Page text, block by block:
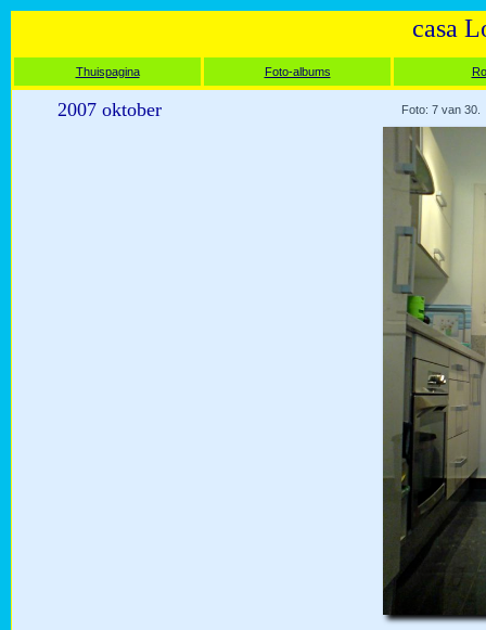
casa
Thuispagina Foto-albums
2007 oktober Foto: 7 van 30.